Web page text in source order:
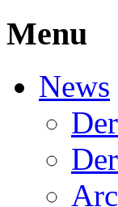
Menu
News